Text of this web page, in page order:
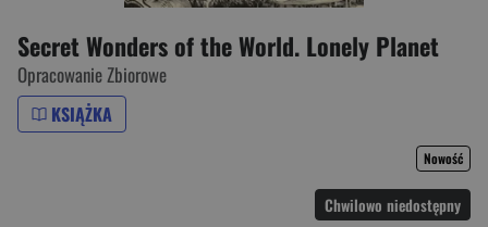
Secret Wonders of the World. Lonely Planet
Opracowanie Zbiorowe
KSIĄŻKA
Nowość
Chwilowo niedostępny